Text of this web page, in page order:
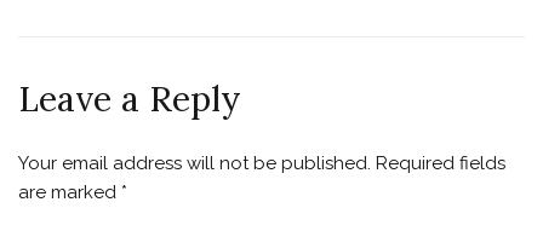
Leave a Reply
Your email address will not be published. Required fields
are marked *